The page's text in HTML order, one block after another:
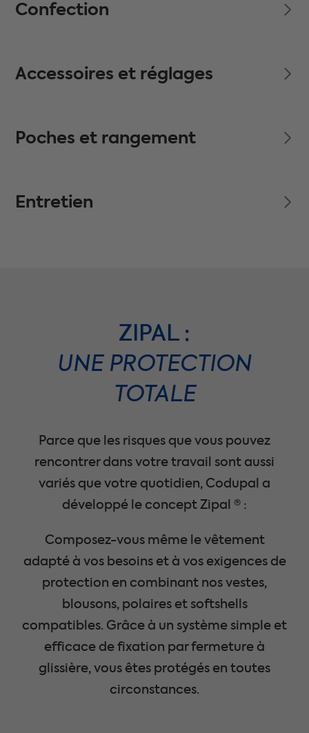
Confection
Accessoires et réglages
Poches et rangement
Entretien
ZIPAL :
UNE PROTECTION
TOTALE
Parce que les risques que vous pouvez
rencontrer dans votre travail sont aussi
variés que votre quotidien, Codupal a
développé le concept Zipal ® :
Composez-vous même le vêtement
adapté à vos besoins et à vos exigences de
protection en combinant nos vestes,
blousons, polaires et softshells
compatibles. Grâce à un système simple et
efficace de fixation par fermeture à
glissière, vous êtes protégés en toutes
circonstances.